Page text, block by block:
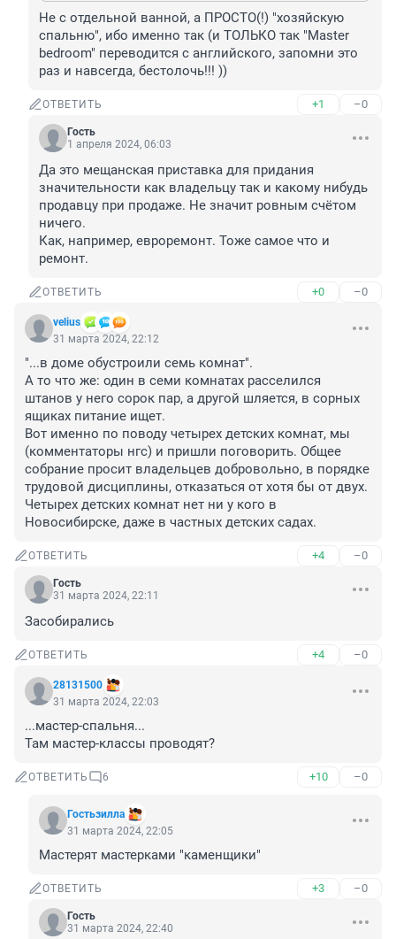
Не с отдельной ванной, а ПРОСТО(!) "хозяйскую
спальню", ибо именно так (и ТОЛЬКО так "Master
bedroom" переводится с английского, запомни это
раз и навсегда, бестолочь!!! ))
ОТВЕТИТЬ +1 –0
Гость
1 апреля 2024, 06:03
Да это мещанская приставка для придания
значительности как владельцу так и какому нибудь
продавцу при продаже. Не значит ровным счётом
ничего.
Как, например, евроремонт. Тоже самое что и
ремонт.
ОТВЕТИТЬ +0 –0
velius
31 марта 2024, 22:12
"...в доме обустроили семь комнат".
А то что же: один в семи комнатах расселился
штанов у него сорок пар, а другой шляется, в сорных
ящиках питание ищет.
Вот именно по поводу четырех детских комнат, мы
(комментаторы нгс) и пришли поговорить. Общее
собрание просит владельцев добровольно, в порядке
трудовой дисциплины, отказаться от хотя бы от двух.
Четырех детских комнат нет ни у кого в
Новосибирске, даже в частных детских садах.
ОТВЕТИТЬ +4 –0
Гость
31 марта 2024, 22:11
Засобирались
ОТВЕТИТЬ +4 –0
28131500
31 марта 2024, 22:03
...мастер-спальня...
Там мастер-классы проводят?
ОТВЕТИТЬ 6 +10 –0
Гостьзилла
31 марта 2024, 22:05
Мастерят мастерками "каменщики"
ОТВЕТИТЬ +3 –0
Гость
31 марта 2024, 22:40